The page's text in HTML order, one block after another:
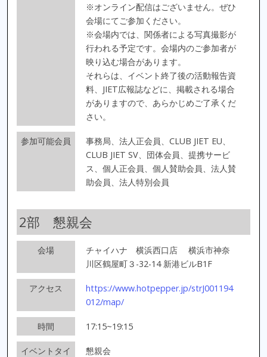
※オンライン配信はございません。ぜひ
会場にてご参加ください。
※会場内では、関係者による写真撮影が
行われる予定です。会場内のご参加者が
映り込む場合があります。
それらは、イベント終了後の活動報告資
料、JIET広報誌などに、掲載される場合
がありますので、あらかじめご了承くだ
さい。
参加可能会員
事務局、法人正会員、CLUB JIET EU、
CLUB JIET SV、団体会員、提携サービ
ス、個人正会員、個人賛助会員、法人賛
助会員、法人特別会員
2部 懇親会
会場 チャイハナ 横浜西口店
横浜市神奈
川区鶴屋町３-32-14 新港ビルB1F
アクセス
https://www.hotpepper.jp/strJ001194
012/map/
時間 17:15~19:15
イベントタイ
懇親会